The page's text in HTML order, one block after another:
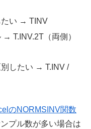
たい → TINV
T.INV.2T（両側）
別したい → T.INV /
のNORMSINV関数
プル数が多い場合は